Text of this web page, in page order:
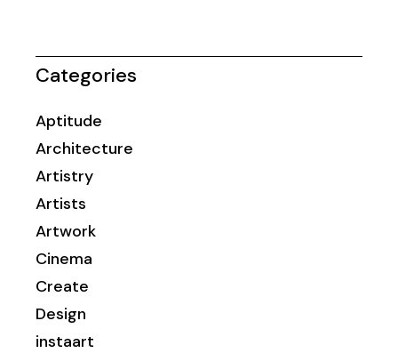
Categories
Aptitude
Architecture
Artistry
Artists
Artwork
Cinema
Create
Design
instaart